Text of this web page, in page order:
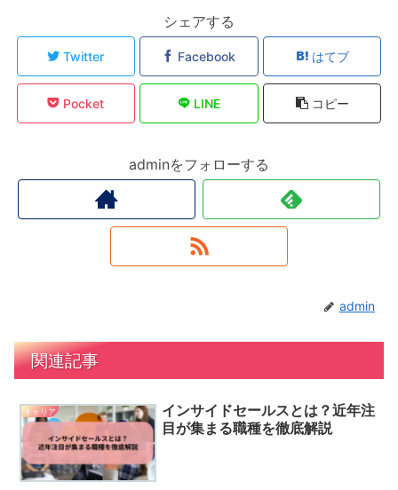
シェアする
Twitter Facebook はてブ
Pocket LINE コピー
adminをフォローする
admin
関連記事
キャリア
インサイドセールスとは？近年注
目が集まる職種を徹底解説